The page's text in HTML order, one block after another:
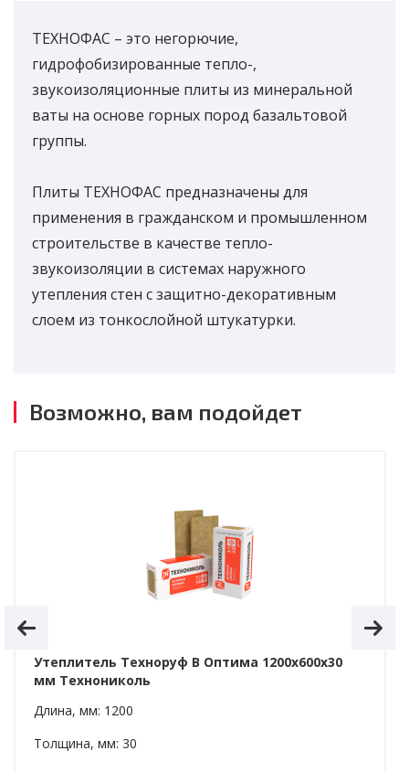
ТЕХНОФАС – это негорючие,
гидрофобизированные тепло-,
звукоизоляционные плиты из минеральной
ваты на основе горных пород базальтовой
группы.
Плиты ТЕХНОФАС предназначены для
применения в гражданском и промышленном
строительстве в качестве тепло-
звукоизоляции в системах наружного
утепления стен с защитно-декоративным
слоем из тонкослойной штукатурки.
Возможно, вам подойдет
Утеплитель Техноруф В Оптима 1200х600х30
мм Технониколь
Длина, мм: 1200
Толщина, мм: 30